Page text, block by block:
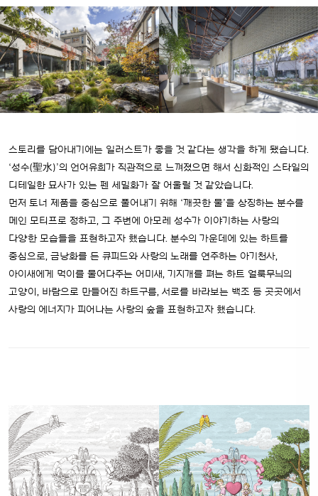
스토리를 담아내기에는 일러스트가 좋을 것 같다는 생각을 하게 됐습니다.
‘성수(聖水)’의 언어유희가 직관적으로 느껴졌으면 해서 신화적인 스타일의
디테일한 묘사가 있는 펜 세밀화가 잘 어울릴 것 같았습니다.
먼저 토너 제품을 중심으로 풀어내기 위해 ‘깨끗한 물’을 상징하는 분수를
메인 모티프로 정하고, 그 주변에 아모레 성수가 이야기하는 사랑의
다양한 모습들을 표현하고자 했습니다. 분수의 가운데에 있는 하트를
중심으로, 금낭화를 든 큐피드와 사랑의 노래를 연주하는 아기천사,
아이새에게 먹이를 물어다주는 어미새, 기지개를 펴는 하트 얼룩무늬의
고양이, 바람으로 만들어진 하트구름, 서로를 바라보는 백조 등 곳곳에서
사랑의 에너지가 피어나는 사랑의 숲을 표현하고자 했습니다.